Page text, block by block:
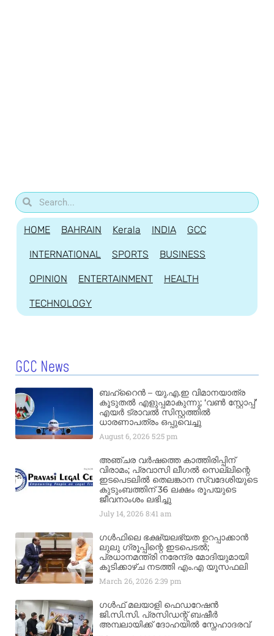
HOME BAHRAIN Kerala INDIA GCC
INTERNATIONAL SPORTS BUSINESS
OPINION ENTERTAINMENT HEALTH
TECHNOLOGY
GCC News
ബഹ്‌റൈൻ – യു.എ.ഇ വിമാനയാത്ര
കൂടുതൽ എളുപ്പമാകുന്നു; ‘വൺ സ്റ്റോപ്പ്’
എയർ ട്രാവൽ സിസ്റ്റത്തിൽ
ധാരണാപത്രം ഒപ്പുവെച്ചു
August 6, 20265:25 pm
അഞ്ചര വർഷത്തെ കാത്തിരിപ്പിന്
വിരാമം; പ്രവാസി ലീഗൽ സെല്ലിന്റെ
ഇടപെടലിൽ തെലങ്കാന സ്വദേശിയുടെ
കുടുംബത്തിന് 36 ലക്ഷം രൂപയുടെ
ജീവനാംശം ലഭിച്ചു
July 14, 20268:41 am
ഗൾഫിലെ ഭക്ഷ്യലഭ്യത ഉറപ്പാക്കാൻ
ലുലു ഗ്രൂപ്പിന്റെ ഇടപെടൽ;
പ്രധാനമന്ത്രി നരേന്ദ്ര മോദിയുമായി
കൂടിക്കാഴ്ച നടത്തി എം.എ യൂസഫലി
March 26, 20262:39 pm
ഗൾഫ് മലയാളി ഫെഡറേഷൻ
ജി.സി.സി. പ്രസിഡന്റ് ബഷീർ
അമ്പലായിക്ക് ദോഹയിൽ സ്നേഹാദരവ്